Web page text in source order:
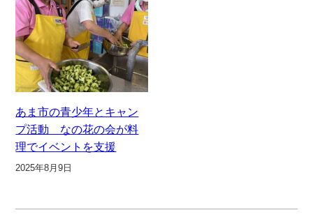
あま市の青少年とキャン
プ活動 なの花の会が料
理でイベントを支援
2025年8月9日